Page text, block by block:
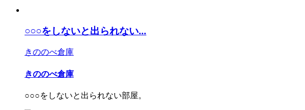
○○○をしないと出られない...
きののべ倉庫
きののべ倉庫
○○○をしないと出られない部屋。